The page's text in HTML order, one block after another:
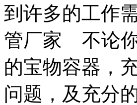
到许多的工作
管厂家 不论你
的宝物容器，
问题，及充分